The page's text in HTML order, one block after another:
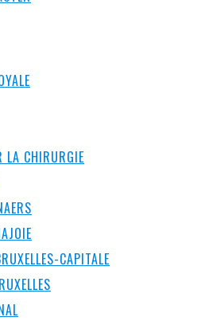
LA CHIRURGIE
CAPITALE